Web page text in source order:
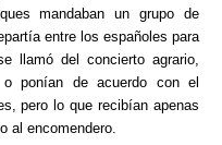
mandaban un grupo de
entre los españoles para
llamó del concierto agrario,
ponían de acuerdo con el
pero lo que recibían apenas
al encomendero.